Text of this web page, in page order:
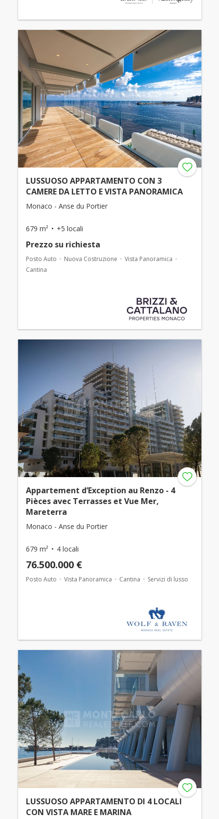
LUSSUOSO APPARTAMENTO CON 3
CAMERE DA LETTO E VISTA PANORAMICA
Monaco - Anse du Portier
679 m² +5 locali
Prezzo su richiesta
Posto Auto Nuova Costruzione
Vista Panoramica
Cantina
Appartement d’Exception au Renzo - 4
Pièces avec Terrasses et Vue Mer,
Mareterra
Monaco - Anse du Portier
679 m² 4 locali
76.500.000 €
Posto Auto Vista Panoramica Cantina Servizi di lusso
LUSSUOSO APPARTAMENTO DI 4 LOCALI
CON VISTA MARE E MARINA